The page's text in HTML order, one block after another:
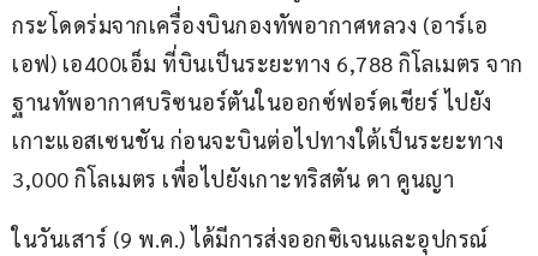
กระโดดร่มจากเครื่องบินกองทัพอากาศหลวง (อาร์เอ
เอฟ) เอ400เอ็ม ที่บินเป็นระยะทาง 6,788 กิโลเมตร จาก
ฐานทัพอากาศบริซนอร์ตันในออกซ์ฟอร์ดเชียร์ ไปยัง
เกาะแอสเซนชัน ก่อนจะบินต่อไปทางใต้เป็นระยะทาง
3,000 กิโลเมตร เพื่อไปยังเกาะทริสตัน ดา คูนญา
ในวันเสาร์ (9 พ.ค.) ได้มีการส่งออกซิเจนและอุปกรณ์